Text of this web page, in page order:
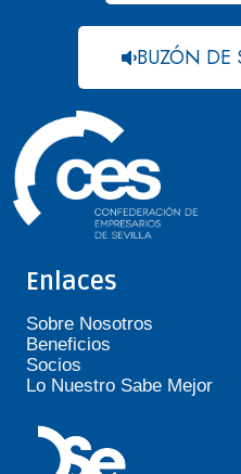
BUZÓN DE
Enlaces
Sobre Nosotros
Beneficios
Socios
Lo Nuestro Sabe Mejor